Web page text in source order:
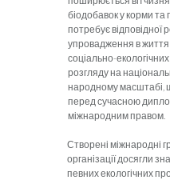
біодобавок у корми
потребує відповідної
упровадження в життя
соціально-
розгляду на
народному масштабі,
перед сучасною
міжнародним правом.
Створені міжнародні
організації досягли
певних екологічних